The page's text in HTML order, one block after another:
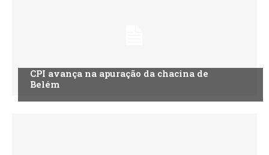
CPI avança na apuração da chacina de
Belém